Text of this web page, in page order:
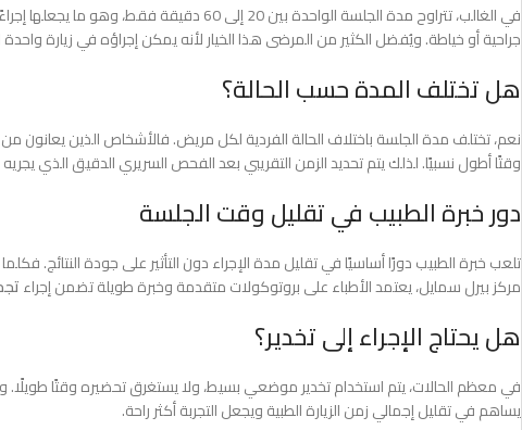
في الغالب، تتراوح مدة الجلسة الواحدة
جراحية أو خياطة. ويُفضل الكثير من المرضى هذا الخيار لأنه يمكن إجراؤه في زيارة
هل تختلف المدة حسب الحالة؟
نعم، تختلف مدة الجلسة باختلاف الحالة الفردية لكل مريض. فالأشخاص الذين يعانون
وقتًا أطول نسبيًا. لذلك يتم تحديد الزمن التقريبي بعد الفحص السريري الدقيق الذي
دور خبرة الطبيب في تقليل وقت الجلسة
تلعب خبرة الطبيب دورًا أساسيًا في تقليل مدة الإجراء دون التأثير على جودة النتائج.
مركز بيرل سمايل، يعتمد الأطباء على بروتوكولات متقدمة وخبرة طويلة تضمن إجراء
هل يحتاج الإجراء إلى تخدير؟
في معظم الحالات، يتم استخدام تخدير موضعي بسيط، ولا يستغرق تحضيره وقتًا طويلًا. ومع
يساهم في تقليل إجمالي زمن الزيارة الطبية ويجعل التجربة أكثر راحة.